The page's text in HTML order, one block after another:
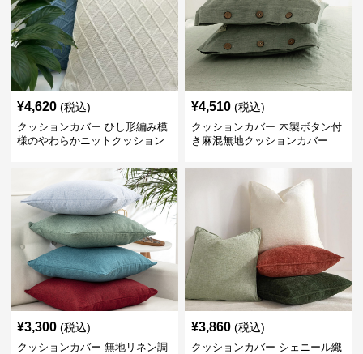
¥4,620 (税込)
クッションカバー ひし形編み模
様のやわらかニットクッション
¥4,510 (税込)
クッションカバー 木製ボタン付
き麻混無地クッションカバー
¥3,300 (税込)
クッションカバー 無地リネン調
¥3,860 (税込)
クッションカバー シェニール織